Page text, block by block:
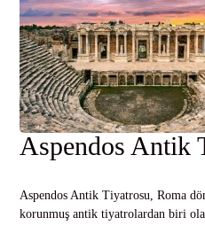
Aspendos Antik
Aspendos Antik Tiyatrosu, Roma
korunmuş antik tiyatrolardan biri